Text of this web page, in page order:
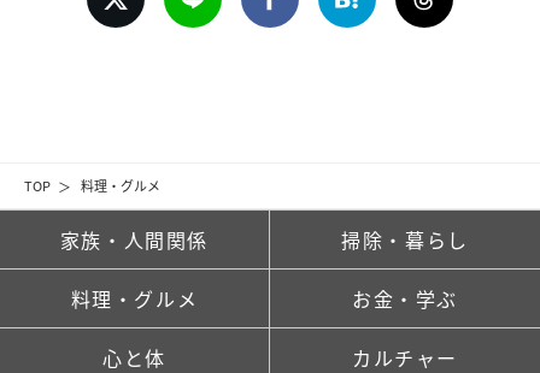
TOP 料理・グルメ
家族・人間関係 掃除・暮らし
料理・グルメ お金・学ぶ
心と体 カルチャー